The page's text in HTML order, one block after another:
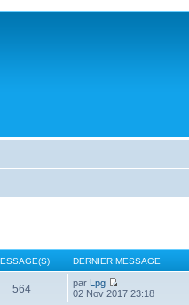
DERNIER MESSAGE
564 par Lpg
02 Nov 2017 23:18